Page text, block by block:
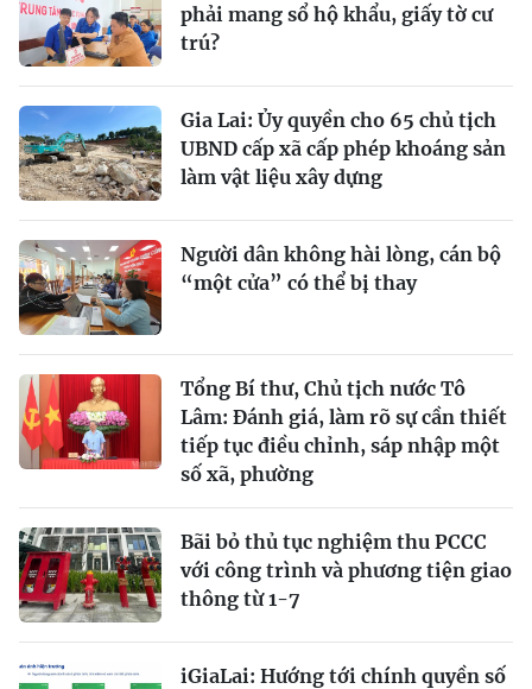
phải mang sổ hộ khẩu, giấy tờ cư
trú?
Gia Lai: Ủy quyền cho 65 chủ tịch
UBND cấp xã cấp phép khoáng sản
làm vật liệu xây dựng
Người dân không hài lòng, cán bộ
“một cửa” có thể bị thay
Tổng Bí thư, Chủ tịch nước Tô
Lâm: Đánh giá, làm rõ sự cần thiết
tiếp tục điều chỉnh, sáp nhập một
số xã, phường
Bãi bỏ thủ tục nghiệm thu PCCC
với công trình và phương tiện giao
thông từ 1-7
iGiaLai: Hướng tới chính quyền số